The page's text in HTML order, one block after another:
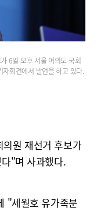
6일 오후 서울 여의도 국회
자회견에서 발언을 하고 있다.
원 재선거 후보가
"며 사과했다.
"세월호 유가족분